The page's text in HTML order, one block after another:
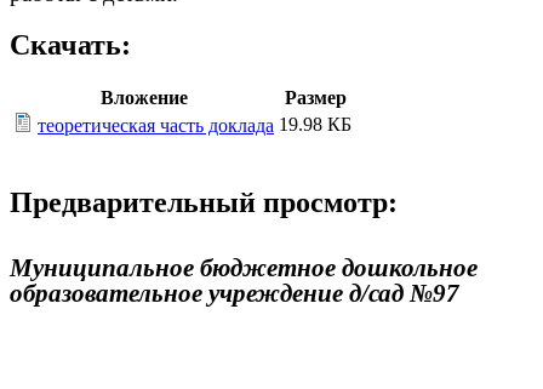
Скачать:
Вложение
Размер
теоретическая часть доклада 19.98 КБ
Предварительный просмотр:
Муниципальное бюджетное дошкольное
образовательное учреждение д/сад №97